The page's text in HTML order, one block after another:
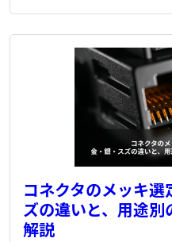
コネクタのメッキ
ズの違いと、用途
解説